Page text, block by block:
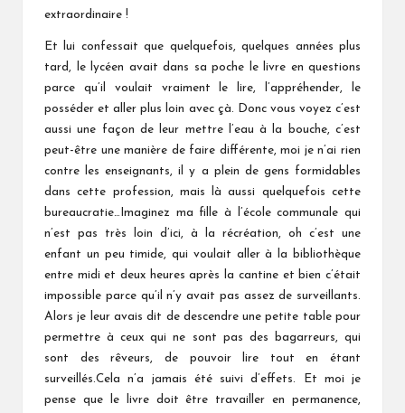
extraordinaire !
Et lui confessait que quelquefois, quelques années plus
tard, le lycéen avait dans sa poche le livre en questions
parce qu’il voulait vraiment le lire, l’appréhender, le
posséder et aller plus loin avec çà. Donc vous voyez c’est
aussi une façon de leur mettre l’eau à la bouche, c’est
peut-être une manière de faire différente, moi je n’ai rien
contre les enseignants, il y a plein de gens formidables
dans cette profession, mais là aussi quelquefois cette
bureaucratie…Imaginez ma fille à l’école communale qui
n’est pas très loin d’ici, à la récréation, oh c’est une
enfant un peu timide, qui voulait aller à la bibliothèque
entre midi et deux heures après la cantine et bien c’était
impossible parce qu’il n’y avait pas assez de surveillants.
Alors je leur avais dit de descendre une petite table pour
permettre à ceux qui ne sont pas des bagarreurs, qui
sont des rêveurs, de pouvoir lire tout en étant
surveillés.Cela n’a jamais été suivi d’effets. Et moi je
pense que le livre doit être travailler en permanence,